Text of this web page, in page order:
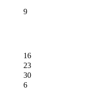
9
16
23
30
6